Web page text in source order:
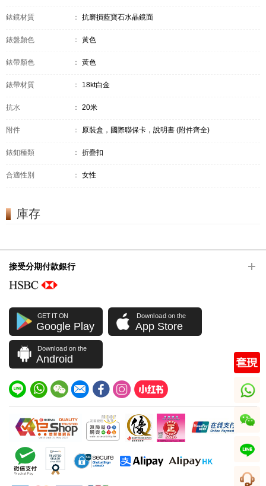
錶鏡材質 ： 抗磨損藍寶石水晶鏡面
錶盤顏色 ： 黃色
錶帶顏色 ： 黃色
錶帶材質 ： 18kt白金
抗水 ： 20米
附件 ： 原裝盒，國際聯保卡，說明書 (附件齊全)
錶釦種類 ： 折疊扣
合適性別 ： 女性
庫存
接受分期付款銀行
GET IT ON
Google Play
Download on the
App Store
Download on the
Android
whatsapp